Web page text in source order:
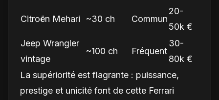
Citroën Mehari ~30 ch Commun
20-
50k €
Jeep Wrangler
vintage
~100 ch Fréquent
30-
80k €
La supériorité est flagrante : puissance,
prestige et unicité font de cette Ferrari